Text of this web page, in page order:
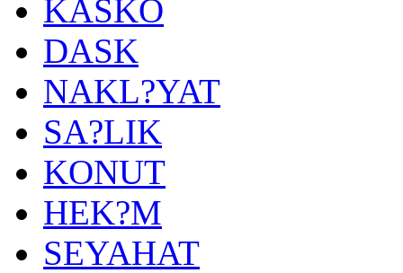
KASKO
DASK
NAKL?YAT
SA?LIK
KONUT
HEK?M
SEYAHAT